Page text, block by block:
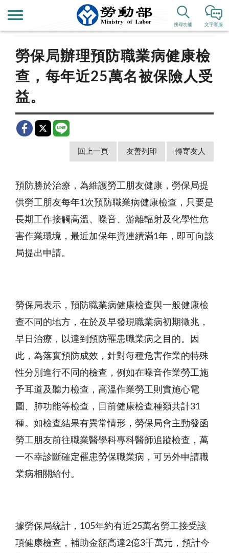
文字客服
搜尋功能
新聞公告 歷史新聞
勞保局辦理預防職業病健康檢
查，每年近25萬名被保險人受
益。
回上一頁 友善列印 轉寄友人
預防勝於治療，為維護勞工朋友健康，勞保局提
供勞工朋友每年1次預防職業病健康檢查，只要是
長期工作接觸高溫、噪音、游離輻射及化學性危
害作業環境，最近加保年資連續滿1年，即可向該
局提出申請。
勞保局表示，預防職業病健康檢查與一般健康檢
查不同的地方，在於及早發現職業病初期徵兆，
早日治療，以達到預防罹患職業病之目的。因
此，為落實預防成效，針對每種危害作業的特殊
性分別進行不同的檢查，例如在噪音作業勞工施
予耳道及聽力檢查，高溫作業勞工則實施心電
圖、肺功能等檢查，目前健康檢查種類共計31
種。如檢查結果有異常情形，勞保局會主動發函
勞工朋友前往職業醫學科專科醫師追蹤檢查，萬
一不幸診斷確定罹患勞保職業病，可另外申請職
業病相關給付。
據勞保局統計， 105年約有近25萬名勞工接受該
項健康檢查，補助金額高達2億3千萬元，預計今